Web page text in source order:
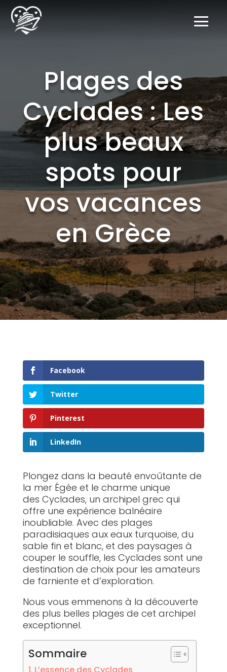
Plages des
Cyclades : Les
plus beaux
spots pour
vos vacances
en Grèce
Facebook
Twitter
Pinterest
LinkedIn
Plongez dans la beauté envoûtante de
la mer Égée et le charme unique
des Cyclades, un archipel grec qui
offre une expérience balnéaire
inoubliable. Avec des plages
paradisiaques aux eaux turquoise, du
sable fin et blanc, et des paysages à
couper le souffle, les Cyclades sont une
destination de choix pour les amateurs
de farniente et d’exploration.
Nous vous emmenons à la découverte
des plus belles plages de cet archipel
exceptionnel.
Sommaire